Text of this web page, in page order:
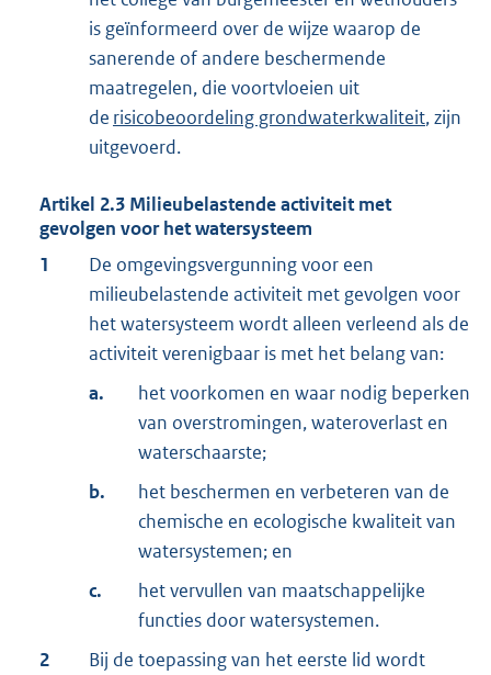
is geïnformeerd over de wijze waarop de
sanerende of andere beschermende
maatregelen, die voortvloeien uit
de risicobeoordeling grondwaterkwaliteit, zijn
uitgevoerd.
Artikel 2.3 Milieubelastende activiteit met
gevolgen voor het watersysteem
1
De omgevingsvergunning voor een
milieubelastende activiteit met gevolgen voor
het watersysteem wordt alleen verleend als de
activiteit verenigbaar is met het belang van:
a.
het voorkomen en waar nodig beperken
van overstromingen, wateroverlast en
waterschaarste;
b.
het beschermen en verbeteren van de
chemische en ecologische kwaliteit van
watersystemen; en
c.
het vervullen van maatschappelijke
functies door watersystemen.
2
Bij de toepassing van het eerste lid wordt